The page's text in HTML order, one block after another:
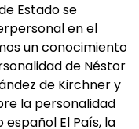
Estado se
en el
un conocimiento
de Néstor
de Kirchner y
la personalidad
español El País, la